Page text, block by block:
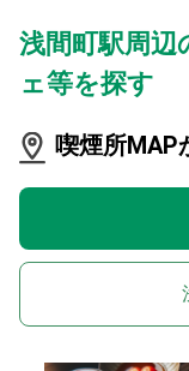
浅間町駅周辺
ェ等を探す
喫煙所MAP